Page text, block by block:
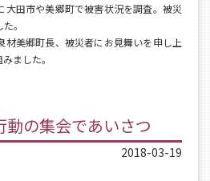
大田市や美郷町で被害状況を調査。被災
。
美郷町長、被災者にお見舞いを申し上
ました。
動の集会であいさつ
2018-03-19